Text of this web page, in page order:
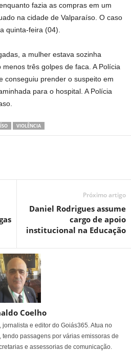
fazia as compras em um
na cidade de Valparaíso. O caso
quinta-feira (04).
a mulher estava sozinha
três golpes de faca. A Polícia
conseguiu prender o suspeito em
para o hospital. A Polícia
VIOLÊNCIA
Próximo artigo
Daniel Rodrigues assume
cargo de apoio
institucional na Educação
Coelho
e editor do Goiás365. Atua no
passagens por várias emissoras de
e assessorias de comunicação.